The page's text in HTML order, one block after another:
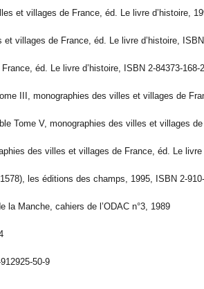
et villages de France, éd. Le livre d’histoire,
villages de France, éd. Le livre d’histoire,
éd. Le livre d’histoire, ISBN 2-84373-168-2
III, monographies des villes et villages de
Tome V, monographies des villes et villages
des villes et villages de France, éd. Le livre
les éditions des champs, 1995, ISBN 2-
la Manche, cahiers de l’ODAC n°3, 1989
50-9